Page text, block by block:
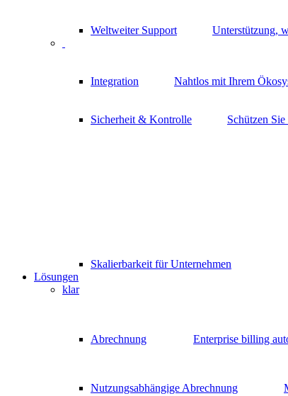
Weltweiter Support Unterstützung,
Integration Nahtlos mit Ihrem
Sicherheit & Kontrolle Schützen
Skalierbarkeit für Unternehmen
Lösungen
klar
Abrechnung Enterprise billing
Nutzungsabhängige Abrechnung